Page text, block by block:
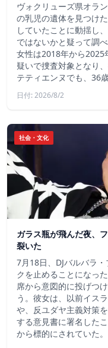
ヴォクリューズ県オラ
の乳児の遺体を見つけ
していたことに動揺し
ではないかと疑って調
女性は2018年から2025
疑いで捜査対象となり
テティエンヌでも、36
日付: 2026/8/2
社会・文化
ガラス瓶が飛んだ夜、
裂いた
7月18日、DJバルバラ
クを止めることになっ
席から意図的に投げつ
う。彼女は、以前イス
や、反ユダヤ主義対策
する意見書に署名した
から標的にされていた。